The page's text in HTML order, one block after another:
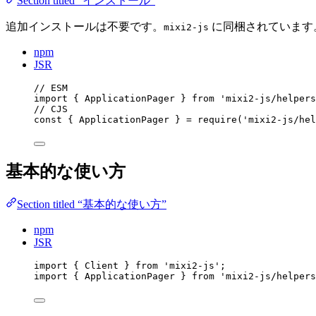
追加インストールは不要です。 mixi2-js に同梱されています
npm
JSR
// ESM
import { ApplicationPager } from ' mixi2-js/helpers
// CJS
const { ApplicationPager } = require ( ' mixi2-js/
基本的な使い方
Section titled “基本的な使い方”
npm
JSR
import { Client } from ' mixi2-js ' ;
import { ApplicationPager } from ' mixi2-js/helpers